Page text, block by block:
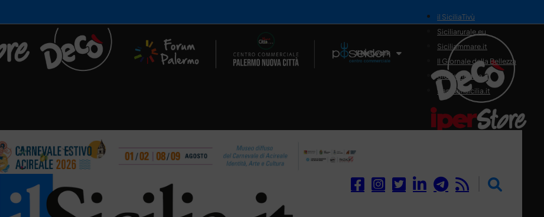
Il Network
il SiciliaTivù
Siciliarurale.eu
Siciliammare.it
Il Giornale della Bellezza
Siciliamedica.it
Sanitainsicilia.it